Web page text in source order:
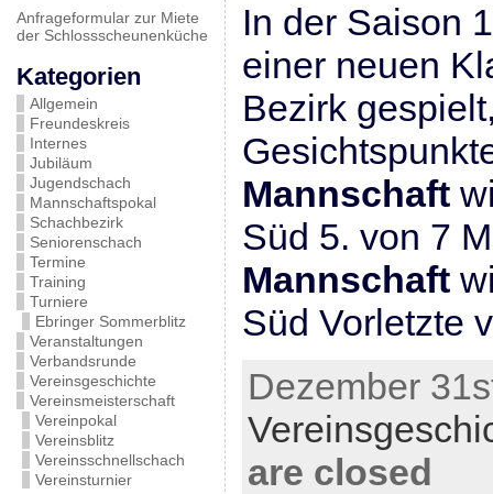
Anfrageformular zur Miete
der Schlossscheunenküche
Kategorien
Allgemein
Freundeskreis
Internes
Jubiläum
Jugendschach
Mannschaftspokal
Schachbezirk
Seniorenschach
Termine
Training
Turniere
Ebringer Sommerblitz
Veranstaltungen
Verbandsrunde
Vereinsgeschichte
Vereinsmeisterschaft
Vereinpokal
Vereinsblitz
Vereinsschnellschach
Vereinsturnier
In der Saison
einer neuen
Bezirk
Mannschaft
Süd 5. von 7
Mannschaft
Süd Vorletzte
Dezember
are closed